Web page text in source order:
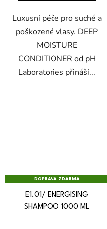
Luxusní péče pro suché a
poškozené vlasy. DEEP
MOISTURE
CONDITIONER od pH
Laboratories přináší...
DOPRAVA ZDARMA
E1.01/ ENERGISING
SHAMPOO 1000 ML